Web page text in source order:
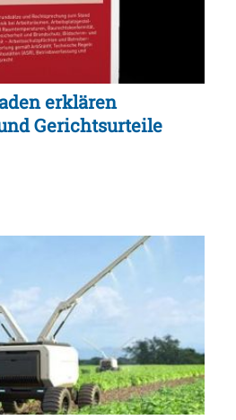
erklären
Gerichtsurteile